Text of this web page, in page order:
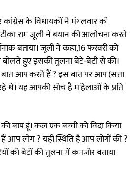
कांग्रेस के विधायकों ने मंगलवार को
टीका राम जूली ने बयान की आलोचना करते
बताया। जूली ने कहा,16 फरवरी को
हुए इसकी तुलना बेटे-बेटी से की।
बात आप करते हैं ? इस बात पर आप (सत्ता
थे। यह आपकी सोच है महिलाओं के प्रति
की बाप हूं। कल एक बच्ची को विदा किया
आप लोग ? यही स्थिति है आप लोगों की ?
को बेटों की तुलना में कमजोर बताया